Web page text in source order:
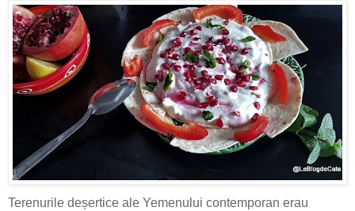
Terenurile deșertice ale Yemenului contemporan erau